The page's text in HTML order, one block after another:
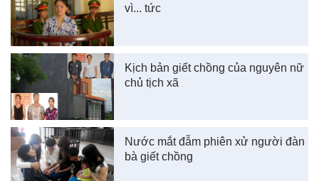
vì... tức
Kịch bản giết chồng của nguyên nữ
chủ tịch xã
Nước mắt đẫm phiên xử người đàn
bà giết chồng